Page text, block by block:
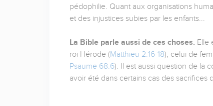
pédophilie. Quant aux organisations
et des injustices subies par les enfants...
La Bible parle aussi de ces choses. Elle
roi Hérode (Matthieu 2.16-18), celui de
Psaume 68.6). Il est aussi question de la
avoir été dans certains cas des sacrifices